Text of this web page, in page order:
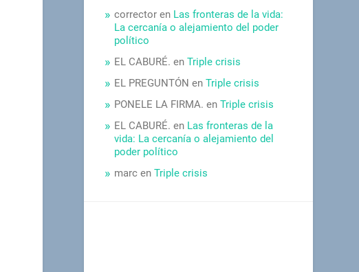
corrector en Las fronteras de la vida:
La cercanía o alejamiento del poder
político
EL CABURÉ. enTriple crisis
EL PREGUNTÓN enTriple crisis
PONELE LA FIRMA. enTriple crisis
EL CABURÉ. en Las fronteras de la
vida: La cercanía o alejamiento del
poder político
marc enTriple crisis